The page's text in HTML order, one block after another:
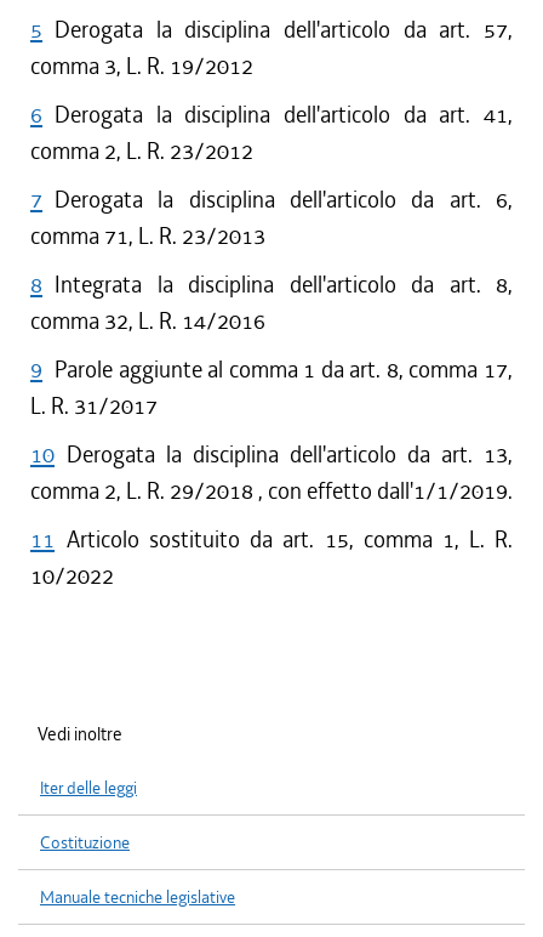
5 Derogata la disciplina dell'articolo da art. 57,
comma 3, L. R. 19/2012
6 Derogata la disciplina dell'articolo da art. 41,
comma 2, L. R. 23/2012
7 Derogata la disciplina dell'articolo da art. 6,
comma 71, L. R. 23/2013
8 Integrata la disciplina dell'articolo da art. 8,
comma 32, L. R. 14/2016
9 Parole aggiunte al comma 1 da art. 8, comma 17,
L. R. 31/2017
10 Derogata la disciplina dell'articolo da art. 13,
comma 2, L. R. 29/2018 , con effetto dall'1/1/2019.
11 Articolo sostituito da art. 15, comma 1, L. R.
10/2022
Vedi inoltre
Iter delle leggi
Costituzione
Manuale tecniche legislative